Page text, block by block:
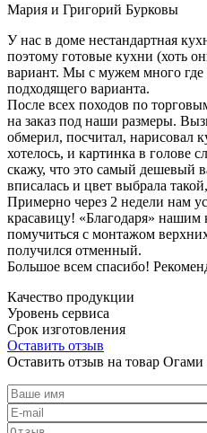
Мария и Григорий Бурковы
У нас в доме нестандартная
поэтому готовые кухни (хоть
вариант. Мы с мужем много
подходящего варианта.
После всех походов по
на заказ под наши размеры.
обмерил, посчитал, нарисовал
хотелось, и картинка в голове
скажу, что это самый дешевый
вписалась и цвет выбрала
Примерно через 2 недели нам
красавицу! «Благодаря»
помучиться с монтажом
получился отменный.
Большое всем спасибо!
Качество продукции
Уровень сервиса
Срок изготовления
Оставить отзыв
Оставить отзыв на товар Огами